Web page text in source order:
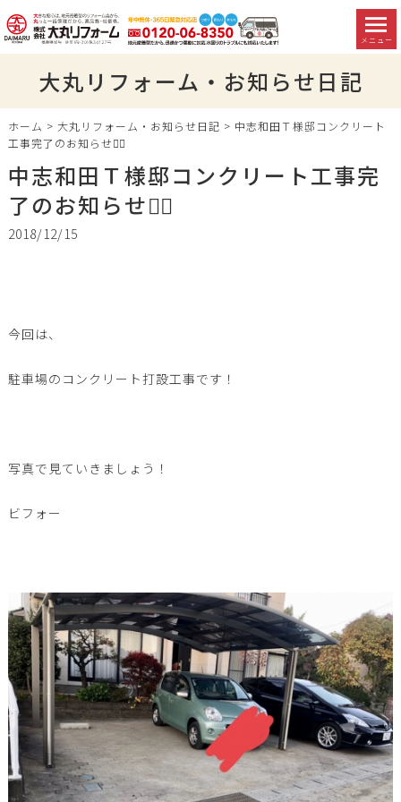
メニュー
大丸リフォーム・お知らせ日記
ホーム > 大丸リフォーム・お知らせ日記 > 中志和田Ｔ様邸コンクリート
工事完了のお知らせ👷‍♂️
中志和田Ｔ様邸コンクリート工事完
了のお知らせ👷‍♂️
2018/12/15
今回は、
駐車場のコンクリート打設工事です！
写真で見ていきましょう！
ビフォー